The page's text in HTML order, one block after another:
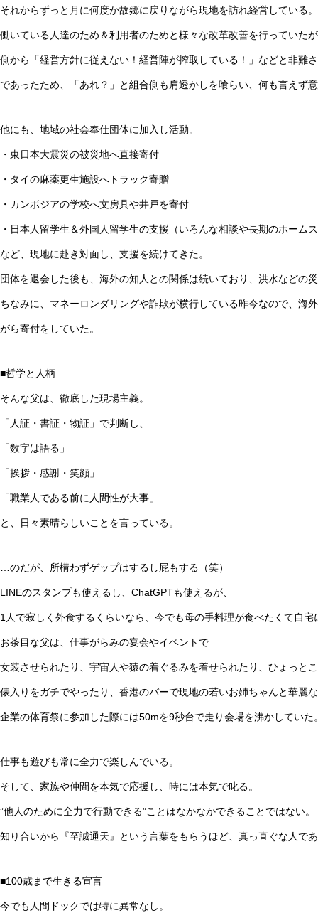
それからずっと月に何度か故郷に戻りながら現地を訪れ経営している。
働いている人達のため＆利用者のためと様々な改革改善を行っていた
側から「経営方針に従えない！経営陣が搾取している！」などと非難
であったため、「あれ？」と組合側も肩透かしを喰らい、何も言えず
他にも、地域の社会奉仕団体に加入し活動。
・東日本大震災の被災地へ直接寄付
・タイの麻薬更生施設へトラック寄贈
・カンボジアの学校へ文房具や井戸を寄付
・日本人留学生＆外国人留学生の支援（いろんな相談や長期のホーム
など、現地に赴き対面し、支援を続けてきた。
団体を退会した後も、海外の知人との関係は続いており、洪水などの
ちなみに、マネーロンダリングや詐欺が横行している昨今なので、海
がら寄付をしていた。
■哲学と人柄
そんな父は、徹底した現場主義。
「人証・書証・物証」で判断し、
「数字は語る」
「挨拶・感謝・笑顔」
「職業人である前に人間性が大事」
と、日々素晴らしいことを言っている。
…のだが、所構わずゲップはするし屁もする（笑）
LINEのスタンプも使えるし、ChatGPTも使えるが、
1人で寂しく外食するくらいなら、今でも母の手料理が食べたくて自宅
お茶目な父は、仕事がらみの宴会やイベントで
女装させられたり、宇宙人や猿の着ぐるみを着せられたり、ひょっと
俵入りをガチでやったり、香港のバーで現地の若いお姉ちゃんと華麗
企業の体育祭に参加した際には50mを9秒台で走り会場を沸かしていた
仕事も遊びも常に全力で楽しんでいる。
そして、家族や仲間を本気で応援し、時には本気で叱る。
”他人のために全力で行動できる”ことはなかなかできることではない。
知り合いから『至誠通天』という言葉をもらうほど、真っ直ぐな人で
■100歳まで生きる宣言
今でも人間ドックでは特に異常なし。